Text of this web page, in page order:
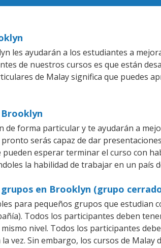
les ayudarán a los estudiantes a
de nuestros cursos es que están
de Malay significa que puedes
forma particular y te ayudarán a
serás capaz de dar
esperar terminar el curso con
la habilidad de trabajar en un país
en Brooklyn (grupo
para pequeños grupos que estudian
Todos los participantes deben
nivel. Todos los participantes
vez. Sin embargo, los cursos de